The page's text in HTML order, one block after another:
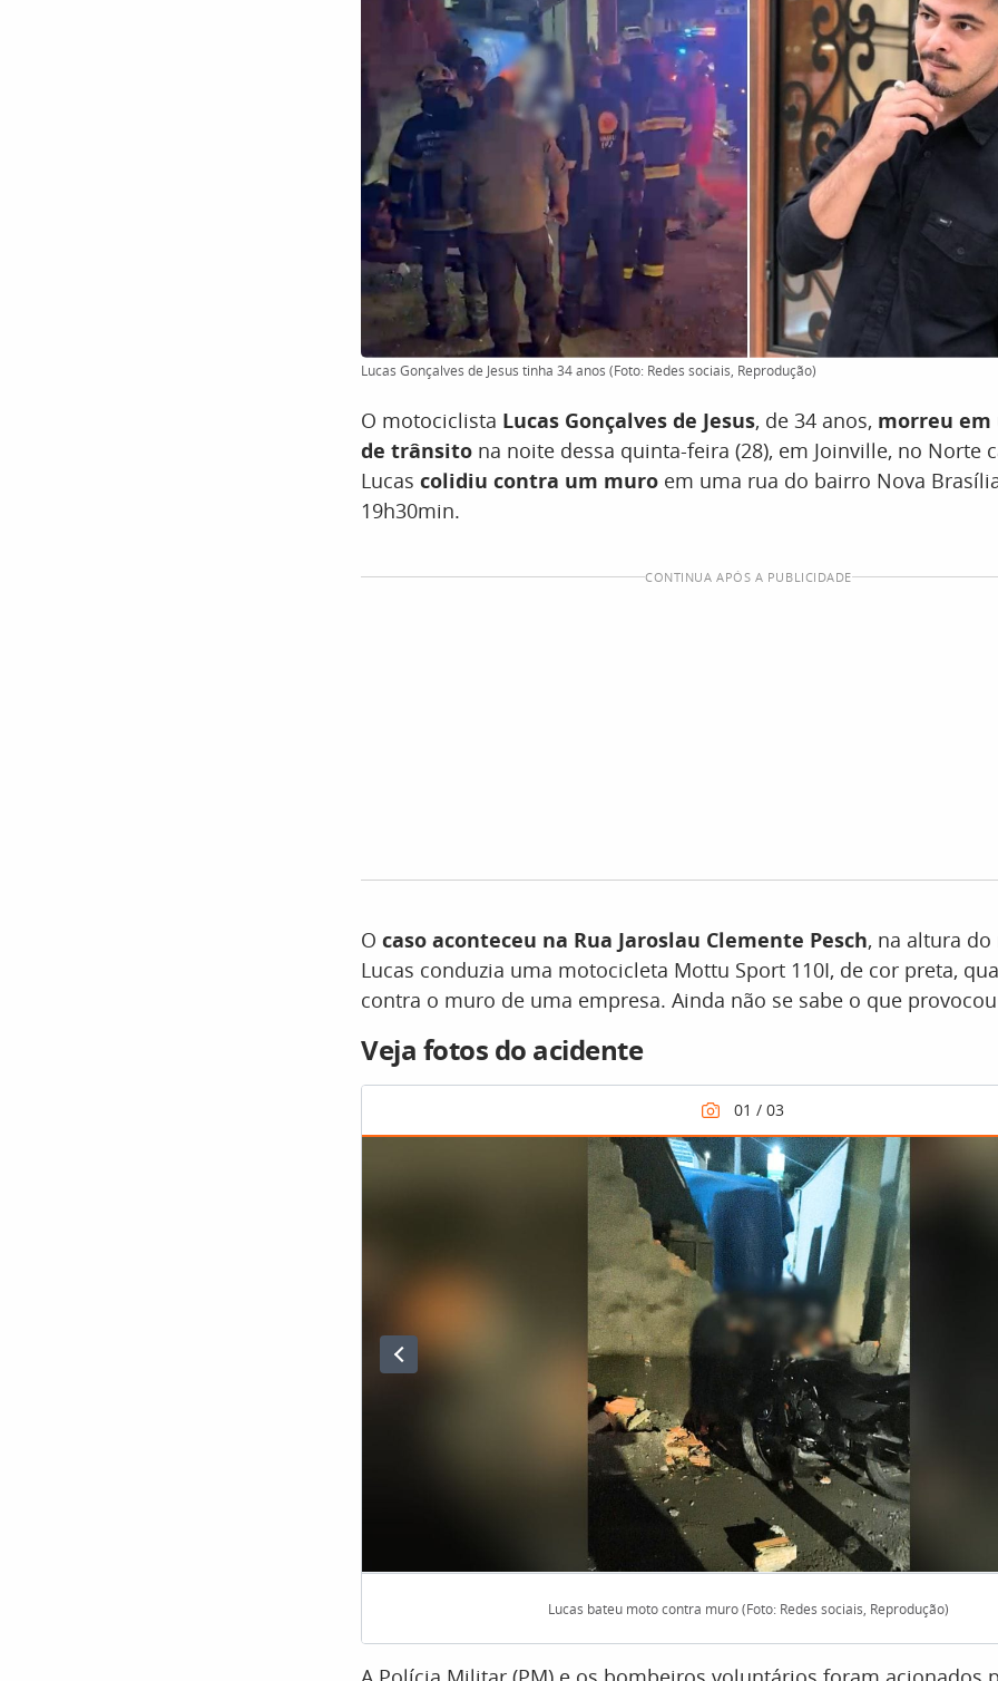
Lucas Gonçalves de Jesus tinha 34 anos (Foto: Redes sociais, Reprodução)
O motociclista Lucas Gonçalves de Jesus, de 34 anos, morreu em
de trânsito na noite dessa quinta-feira (28), em Joinville, no Norte
Lucas colidiu contra um muro em uma rua do bairro Nova
19h30min.
CONTINUA APÓS A PUBLICIDADE
O caso aconteceu na Rua Jaroslau Clemente Pesch, na altura
Lucas conduzia uma motocicleta Mottu Sport 110I, de cor preta,
contra o muro de uma empresa. Ainda não se sabe o que
Veja fotos do acidente
Lucas bateu moto contra muro (Foto: Redes sociais, Reprodução)